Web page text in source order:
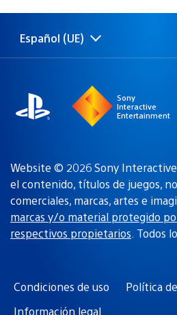
publicación:
Selecciona
Región
Español (UE)
Sony
Interactive
Entertainment
Website © 2026 Sony
el contenido, títulos de juegos,
comerciales, marcas, artes e
marcas y/o material protegido
respectivos propietarios. Todos
Condiciones de uso
Política
Información legal